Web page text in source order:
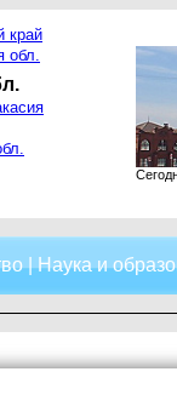
край
обл.
|Наука и